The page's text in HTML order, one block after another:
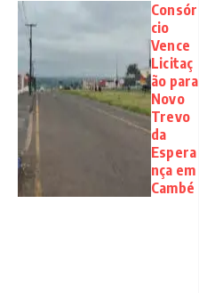
Consór
cio
Vence
Licitaç
ão para
Novo
Trevo
da
Espera
nça em
Cambé